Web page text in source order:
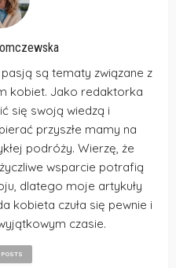
są tematy związane z
kobiet. Jako redaktorka
się swoją wiedzą i
przyszłe mamy na
podróży. Wierzę, że
wsparcie potrafią
dlatego moje artykuły
kobieta czuła się pewnie i
czasie.